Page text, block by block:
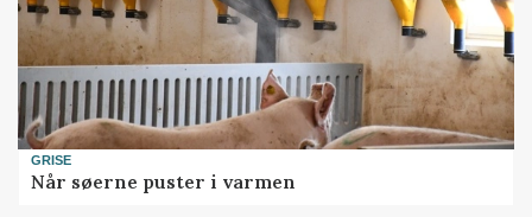
GRISE
Når søerne puster i varmen